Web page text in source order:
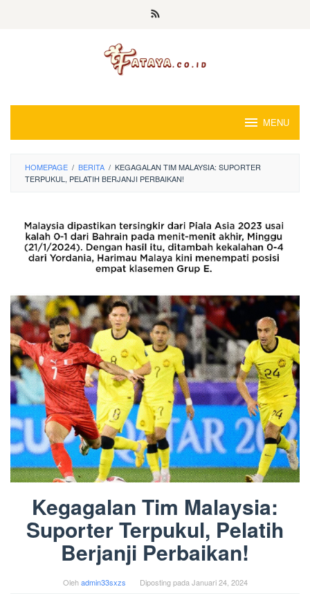
MENU
HOMEPAGE / BERITA / KEGAGALAN TIM MALAYSIA: SUPORTER
TERPUKUL, PELATIH BERJANJI PERBAIKAN!
Kegagalan Tim Malaysia:
Suporter Terpukul, Pelatih
Berjanji Perbaikan!
Olehadmin33sxzs Diposting pada Januari 24, 2024